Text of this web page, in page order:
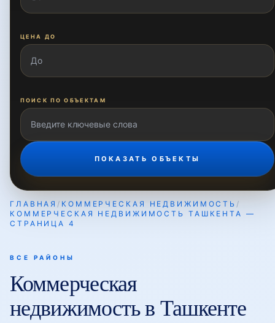
ЦЕНА ДО
ПОИСК ПО ОБЪЕКТАМ
ПОКАЗАТЬ ОБЪЕКТЫ
ГЛАВНАЯ / КОММЕРЧЕСКАЯ НЕДВИЖИМОСТЬ /
КОММЕРЧЕСКАЯ НЕДВИЖИМОСТЬ ТАШКЕНТА —
СТРАНИЦА 4
ВСЕ РАЙОНЫ
Коммерческая
недвижимость в Ташкенте